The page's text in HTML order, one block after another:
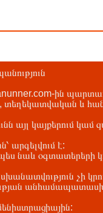
ին
տեղեկատվական և
այլ կայքերում կամ
արգելվում է:
նաև օգտատերերի
չի